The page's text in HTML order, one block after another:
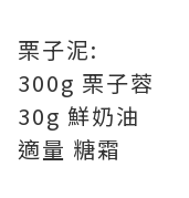
栗子泥:
300g 栗子蓉
30g 鮮奶油
適量 糖霜